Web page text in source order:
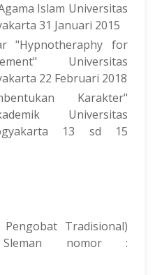
Islam Universitas
31 Januari 2015
"Hypnotheraphy for
Universitas
22 Februari 2018
Karakter"
Universitas
13 sd 15
Tradisional)
Sleman nomor :